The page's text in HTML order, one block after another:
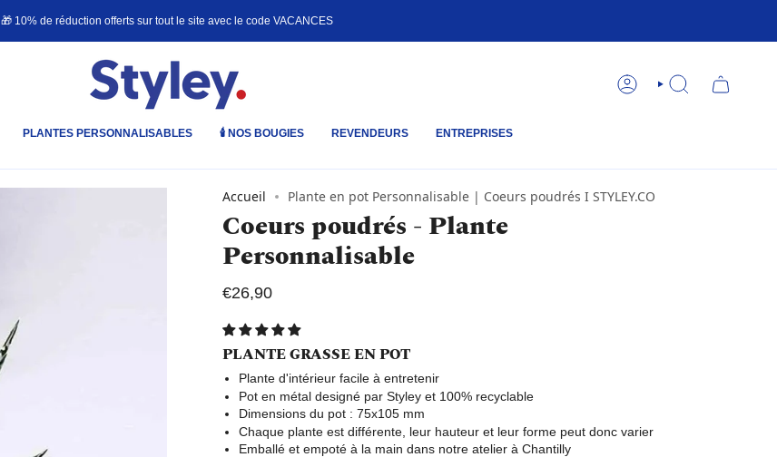
🎁 10% de réduction offerts sur tout le site avec le code VACANCES
COMPTE RECHERCHE
PLANTES PERSONNALISABLES 🕯️ NOS BOUGIES REVENDEURS ENTREPRISES
Accueil Plante en pot Personnalisable | Coeurs poudrés I STYLEY.CO
Coeurs poudrés - Plante
Personnalisable
€26,90
PLANTE GRASSE EN POT
Plante d'intérieur facile à entretenir
Pot en métal designé par Styley et 100% recyclable
Dimensions du pot : 75x105 mm
Chaque plante est différente, leur hauteur et leur forme peut donc varier
Emballé et empoté à la main dans notre atelier à Chantilly